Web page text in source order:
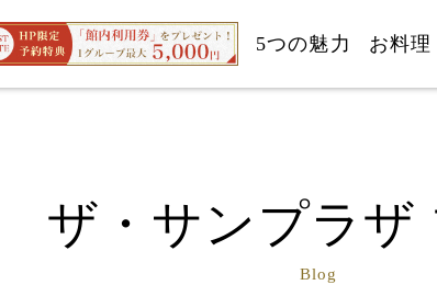
5つの魅力 お料理
ザ・サンプラザ
Blog